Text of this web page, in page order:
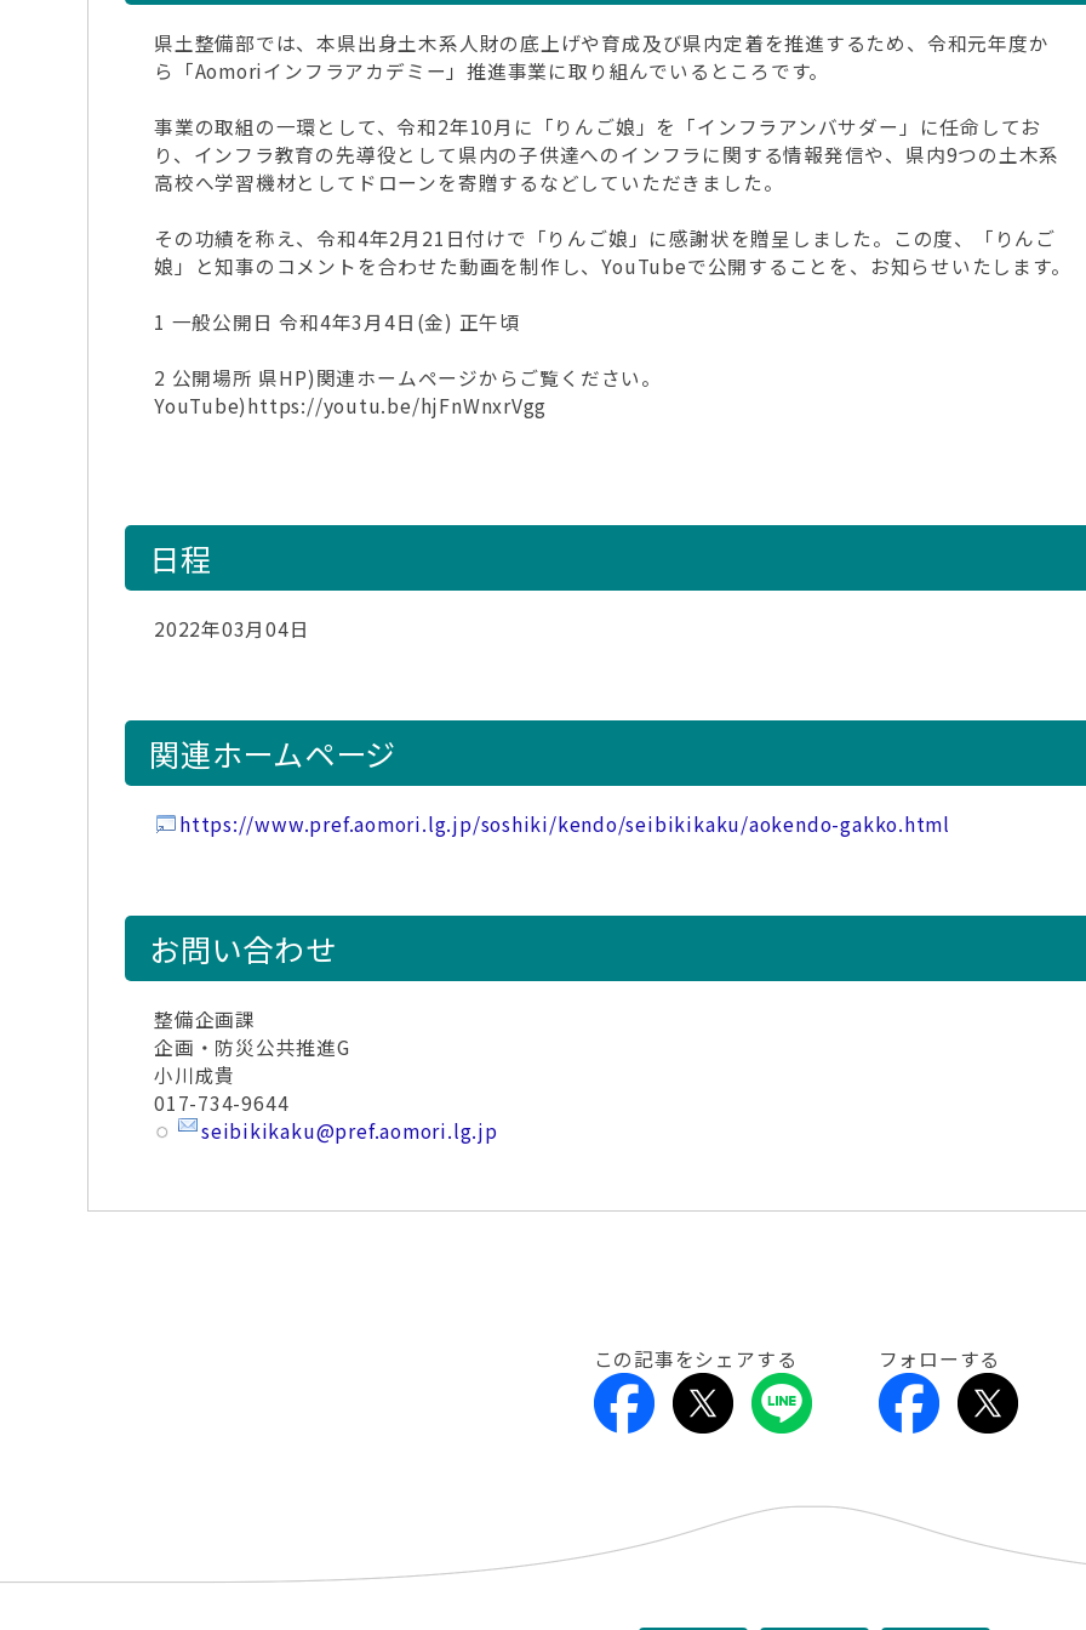
県土整備部では、本県出身土木系人財の底上げや育成及び県内定着を推進するため、令和元年度か
ら「Aomoriインフラアカデミー」推進事業に取り組んでいるところです。
事業の取組の一環として、令和2年10月に「りんご娘」を「インフラアンバサダー」に任命してお
り、インフラ教育の先導役として県内の子供達へのインフラに関する情報発信や、県内9つの土木系
高校へ学習機材としてドローンを寄贈するなどしていただきました。
その功績を称え、令和4年2月21日付けで「りんご娘」に感謝状を贈呈しました。この度、「りんご
娘」と知事のコメントを合わせた動画を制作し、YouTubeで公開することを、お知らせいたします。
1 一般公開日 令和4年3月4日(金) 正午頃
2 公開場所 県HP)関連ホームページからご覧ください。
YouTube)https://youtu.be/hjFnWnxrVgg
日程
2022年03月04日
関連ホームページ
https://www.pref.aomori.lg.jp/soshiki/kendo/seibikikaku/aokendo-gakko.html
お問い合わせ
整備企画課
企画・防災公共推進G
小川成貴
017-734-9644
seibikikaku@pref.aomori.lg.jp
この記事をシェアする フォローする